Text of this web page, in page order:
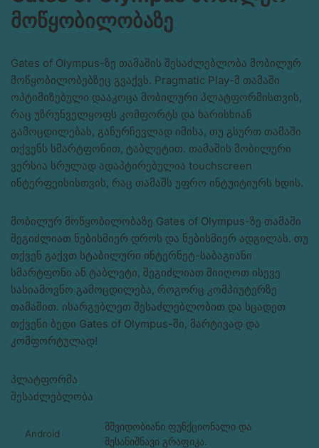
მოწყობილობაზე
Gates of Olympus-ზე თამაშის შესაძლებლობა მობილურ
მოწყობილობებზეც გვაქვს. Pragmatic Play-მ თამაში
ოპტიმიზებული დააკოცა მობილური პლატფორმისთვის,
რაც უზრუნველყოფს კომფორტს და ხარისხიან
გამოცდილებას, განურჩევლად იმისა, თუ გსურთ თამაში
თქვენს სმარტფონით, ტაბლეტით. თამაშის მობილური
ვერსია სრულად ადაპტირებულია touchscreen
ინტერფეისისთვის, რაც თამაშს უფრო ინტუიტიურს ხდის.
მობილურ მოწყობილობაზე Gates of Olympus-ზე თამაში
შეგიძლიათ ნებისმიერ დროს და ნებისმიერ ადგილას. თუ
თქვენ გაქვთ სტაბილური ინტერნეტ-საბაგიანი
სმარტფონი ან ტაბლეტი, შეგიძლიათ მიიღოთ ისევე
სასიამოვნო გამოცდილება, როგორც კომპიუტერზე
თამაშით. ისარგებლეთ შესაძლებლობით და სცადეთ
თქვენი ბედი Gates of Olympus-ში, მარტივად და
კომფორტულად!
პლატფორმა
შესაძლებლობა
Android
მშვიდობიანი ფუნქციონალი და
შესანიშნავი გრაფიკა.